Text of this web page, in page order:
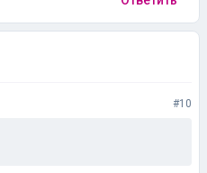
#10